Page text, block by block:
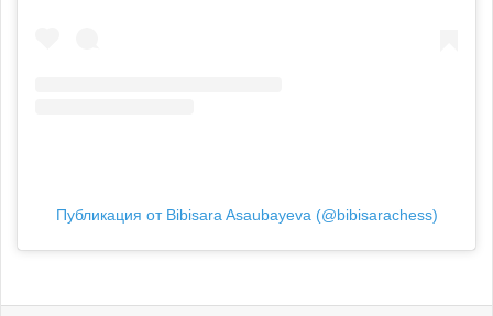
Публикация от Bibisara Asaubayeva (@bibisarachess)